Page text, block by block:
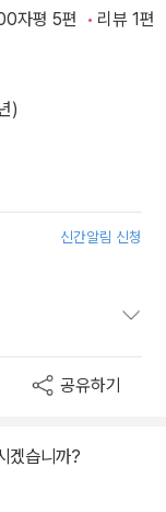
자평 5편 리뷰 1편
)
신간알림 신청
공유하기
겠습니까?